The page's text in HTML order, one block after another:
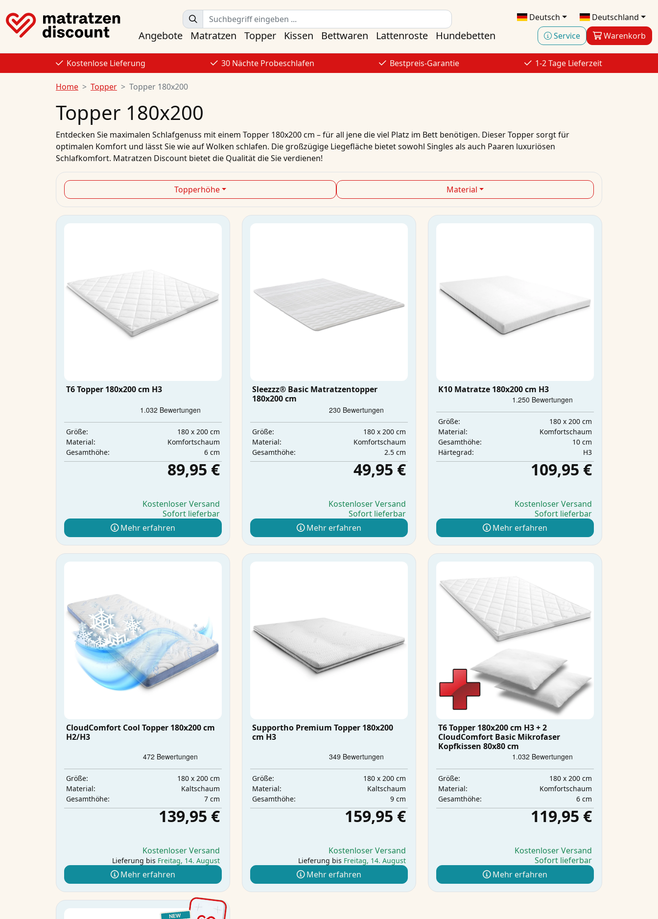
Deutsch
Deutschland
Service
Warenkorb
Angebote Matratzen Topper Kissen Bettwaren Lattenroste Hundebetten
Kostenlose Lieferung 30 Nächte Probeschlafen Bestpreis-Garantie 1-2 Tage Lieferzeit
Home Topper Topper 180x200
Topper 180x200
Entdecken Sie maximalen Schlafgenuss mit einem Topper 180x200 cm – für all jene die viel Platz im Bett benötigen. Dieser Topper sorgt für
optimalen Komfort und lässt Sie wie auf Wolken schlafen. Die großzügige Liegefläche bietet sowohl Singles als auch Paaren luxuriösen
Schlafkomfort. Matratzen Discount bietet die Qualität die Sie verdienen!
Topperhöhe Material
T6 Topper 180x200 cm H3
Größe:
180 x 200 cm
Material:
Komfortschaum
Gesamthöhe:
6 cm
89,95 €
Kostenloser Versand
Sofort lieferbar
Mehr erfahren
Sleezzz® Basic Matratzentopper
180x200 cm
Größe:
180 x 200 cm
Material:
Komfortschaum
Gesamthöhe:
2.5 cm
49,95 €
Kostenloser Versand
Sofort lieferbar
Mehr erfahren
K10 Matratze 180x200 cm H3
Größe:
180 x 200 cm
Material:
Komfortschaum
Gesamthöhe:
10 cm
Härtegrad:
H3
109,95 €
Kostenloser Versand
Sofort lieferbar
Mehr erfahren
CloudComfort Cool Topper 180x200 cm
H2/H3
Größe:
180 x 200 cm
Material:
Kaltschaum
Gesamthöhe:
7 cm
139,95 €
Kostenloser Versand
Lieferung bis Freitag, 14. August
Mehr erfahren
Supportho Premium Topper 180x200
cm H3
Größe:
180 x 200 cm
Material:
Kaltschaum
Gesamthöhe:
9 cm
159,95 €
Kostenloser Versand
Lieferung bis Freitag, 14. August
Mehr erfahren
T6 Topper 180x200 cm H3 + 2
CloudComfort Basic Mikrofaser
Kopfkissen 80x80 cm
Größe:
180 x 200 cm
Material:
Komfortschaum
Gesamthöhe:
6 cm
119,95 €
Kostenloser Versand
Sofort lieferbar
Mehr erfahren